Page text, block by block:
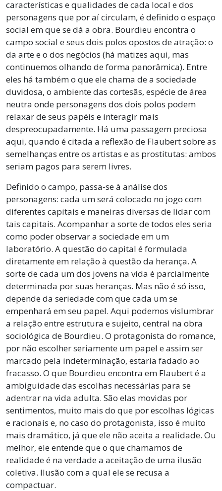
características e qualidades de cada local e dos
personagens que por aí circulam, é definido o espaço
social em que se dá a obra. Bourdieu encontra o
campo social e seus dois polos opostos de atração: o
da arte e o dos negócios (há matizes aqui, mas
continuemos olhando de forma panorâmica). Entre
eles há também o que ele chama de a sociedade
duvidosa, o ambiente das cortesãs, espécie de área
neutra onde personagens dos dois polos podem
relaxar de seus papéis e interagir mais
despreocupadamente. Há uma passagem preciosa
aqui, quando é citada a reflexão de Flaubert sobre as
semelhanças entre os artistas e as prostitutas: ambos
seriam pagos para serem livres.
Definido o campo, passa-se à análise dos
personagens: cada um será colocado no jogo com
diferentes capitais e maneiras diversas de lidar com
tais capitais. Acompanhar a sorte de todos eles seria
como poder observar a sociedade em um
laboratório. A questão do capital é formulada
diretamente em relação à questão da herança. A
sorte de cada um dos jovens na vida é parcialmente
determinada por suas heranças. Mas não é só isso,
depende da seriedade com que cada um se
empenhará em seu papel. Aqui podemos vislumbrar
a relação entre estrutura e sujeito, central na obra
sociológica de Bourdieu. O protagonista do romance,
por não escolher seriamente um papel e assim ser
marcado pela indeterminação, estaria fadado ao
fracasso. O que Bourdieu encontra em Flaubert é a
ambiguidade das escolhas necessárias para se
adentrar na vida adulta. São elas movidas por
sentimentos, muito mais do que por escolhas lógicas
e racionais e, no caso do protagonista, isso é muito
mais dramático, já que ele não aceita a realidade. Ou
melhor, ele entende que o que chamamos de
realidade é na verdade a aceitação de uma ilusão
coletiva. Ilusão com a qual ele se recusa a
compactuar.